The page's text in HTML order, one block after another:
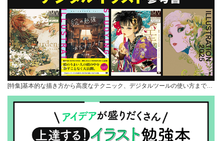
[特集]基本的な描き方から高度なテクニック、デジタルツールの使い方まで…